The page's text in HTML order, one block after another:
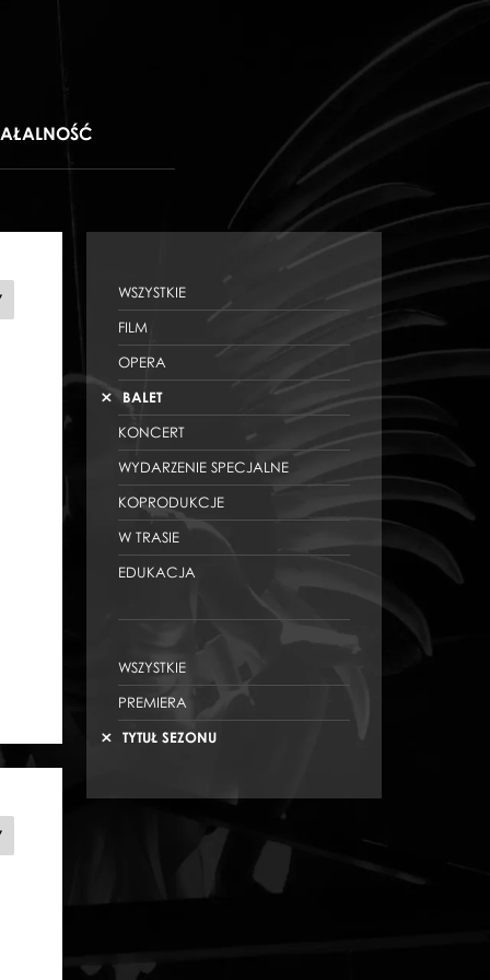
ANDROIDY
DON
KICHOT
WSZYSTKIE
FILM
OPERA
BALET
KONCERT
WYDARZENIE SPECJALNE
KOPRODUKCJE
W TRASIE
EDUKACJA
WSZYSTKIE
PREMIERA
TYTUŁ SEZONU